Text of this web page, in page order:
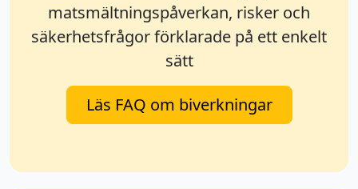
matsmältningspåverkan, risker och
säkerhetsfrågor förklarade på ett enkelt
sätt
Läs FAQ om biverkningar